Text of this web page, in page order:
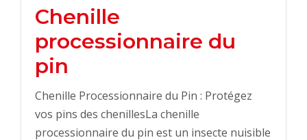
Chenille
processionnaire du
pin
Chenille Processionnaire du Pin : Protégez
vos pins des chenillesLa chenille
processionnaire du pin est un insecte nuisible